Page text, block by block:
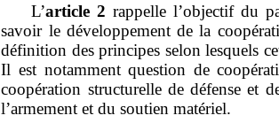
L’article 2 rappelle l’objectif du
savoir le développement de la
définition des principes selon lesquels
Il est notamment question de
coopération structurelle de défense et
l’armement et du soutien matériel.